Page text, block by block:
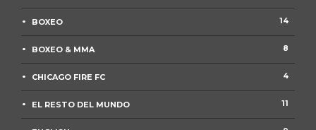
BOXEO 14
BOXEO & MMA 8
CHICAGO FIRE FC 4
EL RESTO DEL MUNDO 11